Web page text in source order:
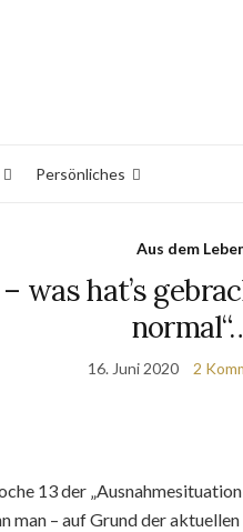
Persönliches
Aus dem
was hat’s
16. Juni 2020 2
13 der
man – auf Grund der